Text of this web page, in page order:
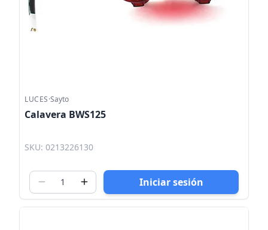
LUCES·Sayto
Calavera BWS125
SKU: 0213226130
Iniciar sesión